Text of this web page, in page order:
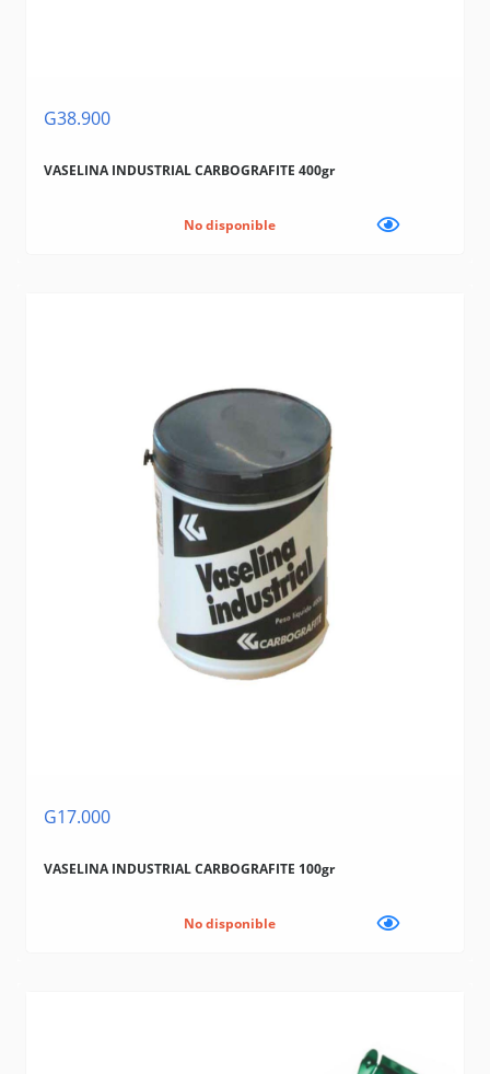
G38.900
VASELINA INDUSTRIAL CARBOGRAFITE 400gr
No disponible
G17.000
VASELINA INDUSTRIAL CARBOGRAFITE 100gr
No disponible